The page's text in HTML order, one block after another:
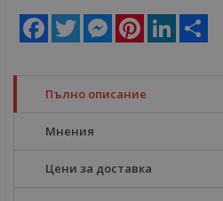
Facebook
Twitter MessengerPinterestLinkedIn
Пълно описание
Мнения
Цени за доставка